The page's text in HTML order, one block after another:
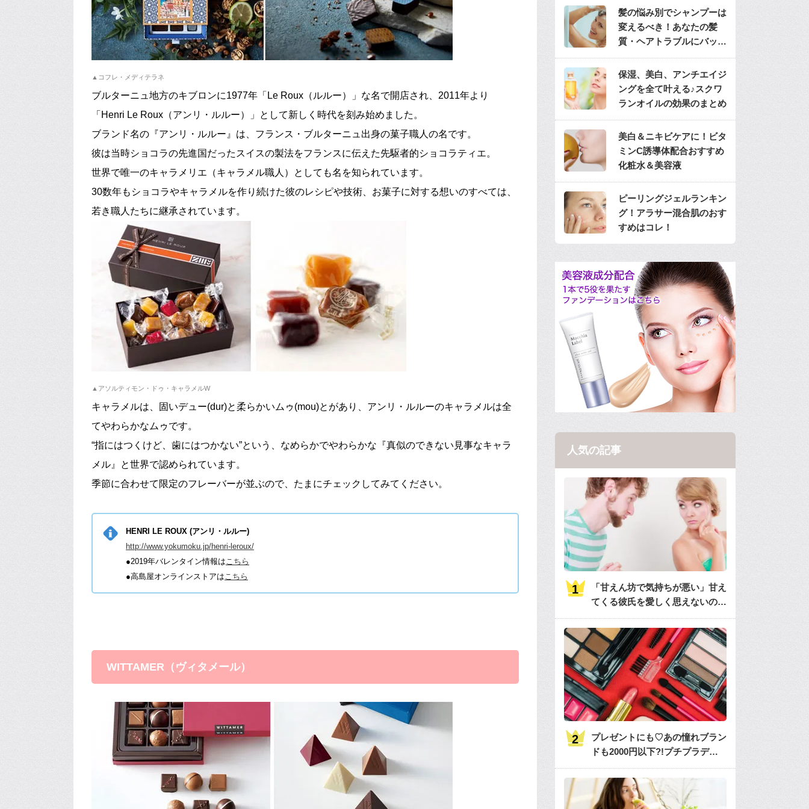
▲コフレ・メディテラネ
ブルターニュ地方のキブロンに1977年「Le Roux（ルルー）」な名で開店され、2011年より
「Henri Le Roux（アンリ・ルルー）」として新しく時代を刻み始めました。
ブランド名の『アンリ・ルルー』は、フランス・ブルターニュ出身の菓子職人の名です。
彼は当時ショコラの先進国だったスイスの製法をフランスに伝えた先駆者的ショコラティエ。
世界で唯一のキャラメリエ（キャラメル職人）としても名を知られています。
30数年もショコラやキャラメルを作り続けた彼のレシピや技術、お菓子に対する想いのすべては、
若き職人たちに継承されています。
▲アソルティモン・ドゥ・キャラメルW
キャラメルは、固いデュー(dur)と柔らかいムゥ(mou)とがあり、アンリ・ルルーのキャラメルは全
てやわらかなムゥです。
“指にはつくけど、歯にはつかない”という、なめらかでやわらかな『真似のできない見事なキャラ
メル』と世界で認められています。
季節に合わせて限定のフレーバーが並ぶので、たまにチェックしてみてください。
HENRI LE ROUX (アンリ・ルルー)
http://www.yokumoku.jp/henri-leroux/
●2019年バレンタイン情報はこちら
●高島屋オンラインストアはこちら
WITTAMER（ヴィタメール）
髪の悩み別でシャンプーは
変えるべき！あなたの髪
質・ヘアトラブルにバッチ
リのシャンプーは？
保湿、美白、アンチエイジ
ングを全て叶える♪スクワ
ランオイルの効果のまとめ
美白＆ニキビケアに！ビタ
ミンC誘導体配合おすすめ
化粧水＆美容液
ピーリングジェルランキン
グ！アラサー混合肌のおす
すめはコレ！
人気の記事
「甘えん坊で気持ちが悪い」甘え
てくる彼氏を愛しく思えないのは
何故？
プレゼントにも♡あの憧れブラン
ドも2000円以下?!プチプラデパ
コス36選大特集♡